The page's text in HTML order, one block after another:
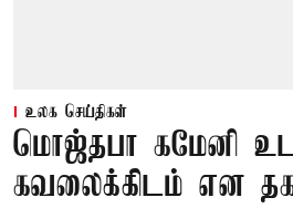
உலக செய்திகள்
மொஜ்தபா கமேனி
கவலைக்கிடம் என